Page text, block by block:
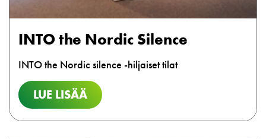
INTO the Nordic Silence
INTO the Nordic silence -hiljaiset tilat
LUE LISÄÄ